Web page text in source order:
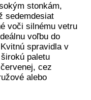
stonkám,
sedemdesiat
voči silnému vetru
voľbu do
spravidla v
paletu
cez
alebo